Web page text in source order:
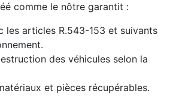
comme le nôtre garantit :
les articles R.543-153 et suivants
des véhicules selon la
et pièces récupérables.